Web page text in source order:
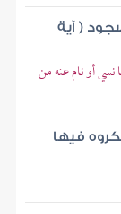
( آية
نسي أو نام عنه من
فيها